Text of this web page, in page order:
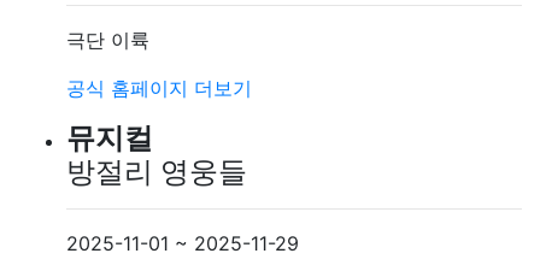
극단 이륙
공식 홈페이지 더보기
뮤지컬
방절리 영웅들
2025-11-01 ~ 2025-11-29